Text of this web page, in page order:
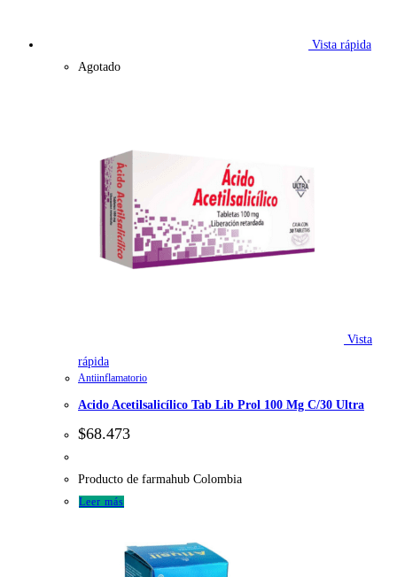
Vista rápida
Agotado
Vista
rápida
Antiinflamatorio
Acido Acetilsalicílico Tab Lib Prol 100 Mg C/30 Ultra
$68.473
Producto de farmahub Colombia
Leer más